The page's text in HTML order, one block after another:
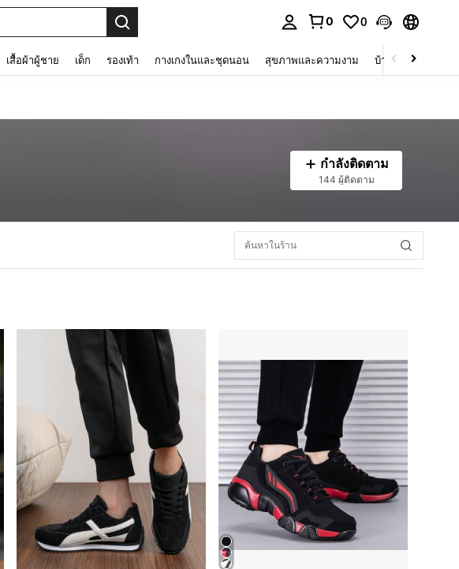
0 0
เสื้อผ้าผู้ชาย เด็ก รองเท้า กางเกงในและชุดนอน สุขภาพและความงาม บ้านและที่อยู่อาศัย
กำลังติดตาม
144 ผู้ติดตาม